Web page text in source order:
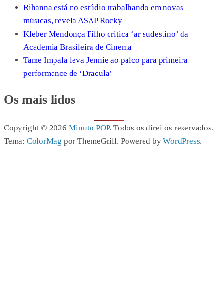
Rihanna está no estúdio trabalhando em novas
músicas, revela A$AP Rocky
Kleber Mendonça Filho critica ‘ar sudestino’ da
Academia Brasileira de Cinema
Tame Impala leva Jennie ao palco para primeira
performance de ‘Dracula’
Os mais lidos
Copyright © 2026 Minuto POP. Todos os direitos reservados.
Tema: ColorMag por ThemeGrill. Powered by WordPress.